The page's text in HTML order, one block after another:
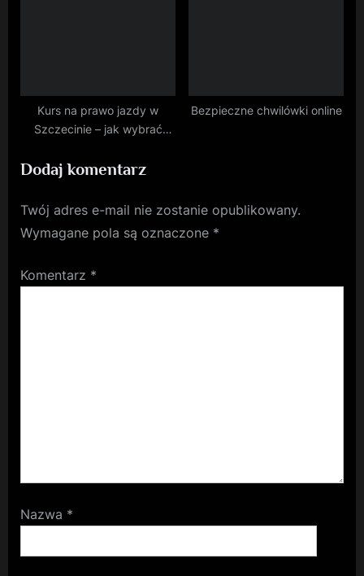
Kurs na prawo jazdy w
Szczecinie – jak wybrać
Bezpieczne chwilówki online
Dodaj komentarz
Twój adres e-mail nie zostanie opublikowany.
Wymagane pola są oznaczone *
Komentarz *
Nazwa *